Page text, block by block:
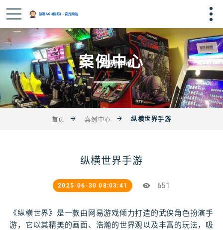
案例中心
首页 案例中心 纵横世界手游
纵横世界手游
2025-06-30 08:03:41 651
《纵横世界》是一款由网易游戏倾力打造的武侠角色扮演手
游，它以其精美的画面、浩瀚的世界观以及丰富的玩法，吸